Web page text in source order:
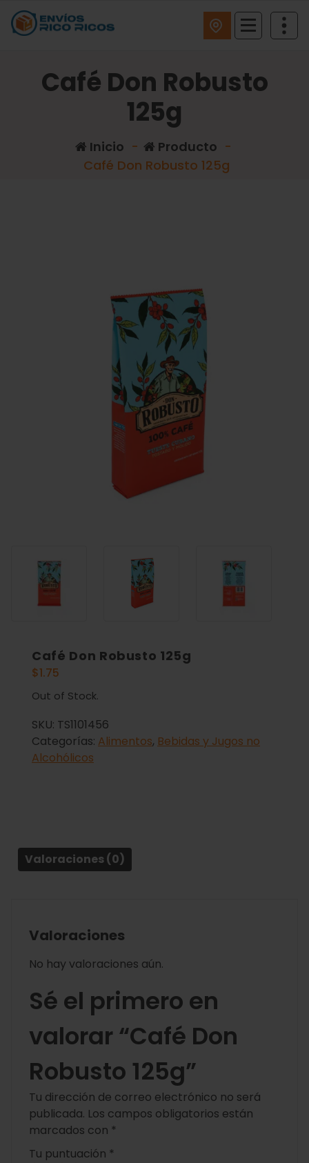
Café Don Robusto
125g
Inicio - Producto -
Café Don Robusto 125g
Café Don Robusto 125g
$1.75
Out of Stock.
SKU: TS1101456
Categorías: Alimentos, Bebidas y Jugos no
Alcohólicos
Valoraciones (0)
Valoraciones
No hay valoraciones aún.
Sé el primero en
valorar “Café Don
Robusto 125g”
Tu dirección de correo electrónico no será
publicada. Los campos obligatorios están
marcados con *
Tu puntuación *